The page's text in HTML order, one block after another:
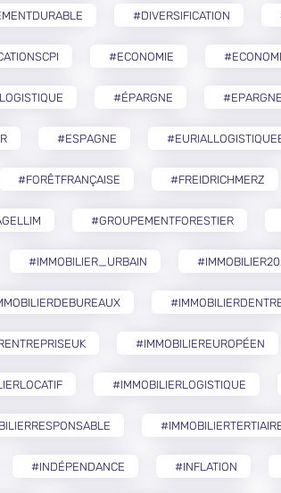
#DIVERSIFICATION
#ECONOMIE
#ÉPARGNE
#ESPAGNE
#FORÊTFRANÇAISE #FREIDRICHMERZ
#GROUPEMENTFORESTIER
#IMMOBILIER_URBAIN
#IMMOBILIEREUROPÉEN
#IMMOBILIERLOGISTIQUE
#INDÉPENDANCE #INFLATION